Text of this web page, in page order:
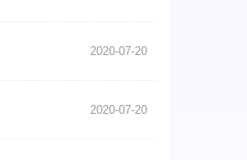
2020-07-20
2020-07-20